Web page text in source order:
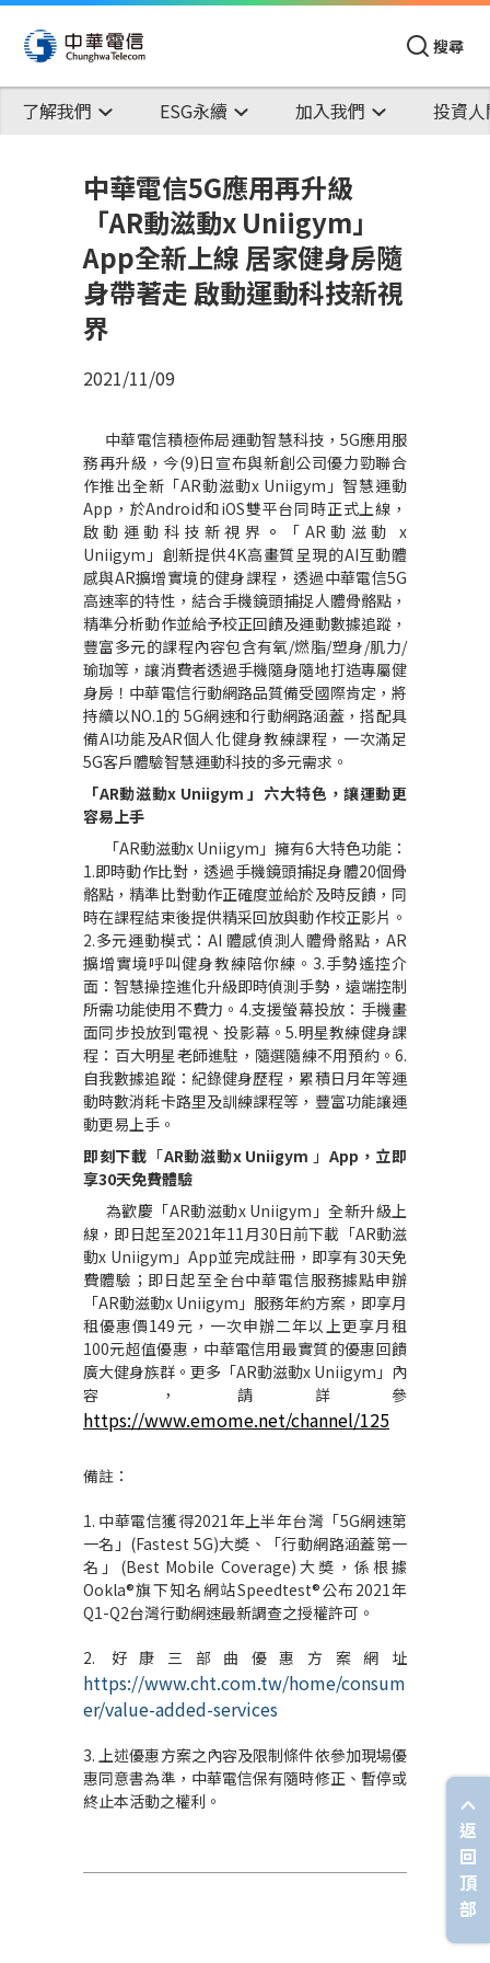
搜尋
了解我們 ESG永續 加入我們 投資
中華電信5G應用再升級
「AR動滋動x Uniigym」
App全新上線 居家健身房隨
身帶著走 啟動運動科技新視
界
2021/11/09
中華電信積極佈局運動智慧科技， 5G應用服
務再升級，今(9)日宣布與新創公司優力勁聯合
作推出全新 「AR動滋動x Uniigym 」智慧運動
App ，於Android和iOS雙平台同時正式上線，
啟動運動科技新視界 。 「 AR 動滋動 x
Uniigym 」創新提供4K高畫質呈現的AI互動體
感與AR擴增實境的健身課程，透過中華電信5G
高速率的特性，結合手機鏡頭捕捉人體骨骼點，
精準分析動作並給予校正回饋及運動數據追蹤，
豐富多元的課程內容包含有氧/燃脂/塑身/肌力/
瑜珈等，讓消費者透過手機隨身隨地打造專屬健
身房！中華電信行動網路品質備受國際肯定，將
持續以NO.1的 5G網速和行動網路涵蓋，搭配具
備AI功能及AR個人化健身教練課程，一次滿足
5G客戶體驗智慧運動科技的多元需求。
「AR動滋動x Uniigym」六大特色，讓運動更
容易上手
「AR動滋動x Uniigym 」擁有6大特色功能：
1.即時動作比對，透過手機鏡頭捕捉身體20個骨
骼點，精準比對動作正確度並給於及時反饋，同
時在課程結束後提供精采回放與動作校正影片。
2.多元運動模式：AI 體感偵測人體骨骼點，AR
擴增實境呼叫健身教練陪你練 。 3.手勢遙控介
面：智慧操控進化升級即時偵測手勢，遠端控制
所需功能使用不費力。 4.支援螢幕投放：手機畫
面同步投放到電視、投影幕。5.明星教練健身課
程：百大明星老師進駐，隨選隨練不用預約。 6.
自我數據追蹤：紀錄健身歷程，累積日月年等運
動時數消耗卡路里及訓練課程等，豐富功能讓運
動更易上手。
即刻下載 「AR動滋動x Uniigym 」 App ，立即
享30天免費體驗
為歡慶 「AR動滋動x Uniigym 」全新升級上
線， 即日起至2021年11月30日前下載 「AR動滋
動x Uniigym 」 App並完成註冊，即享有30天免
費體驗；即日起至全台中華電信服務據點申辦
「AR動滋動x Uniigym 」 服務年約方案，即享月
租優惠價149元，一次申辦二年以上更享月租
100元超值優惠， 中華電信用最實質的優惠回饋
廣大健身族群。更多「AR動滋動x Uniigym 」內
容，請詳參
https://www.emome.net/channel/125
備註 ：
1. 中華電信獲得2021年上半年台灣「5G網速第
一名」(Fastest 5G)大奬、「行動網路涵蓋第一
名」(Best Mobile Coverage)大奬，係根據
Ookla®旗下知名網站Speedtest®公布2021年
Q1-Q2台灣行動網速最新調查之授權許可。
2. 好康三部曲優惠方案網址
https://www.cht.com.tw/home/consum
er/value-added-services
3. 上述優惠方案之內容及限制條件依參加現場優
惠同意書為準，中華電信保有隨時修正、暫停或
終止本活動之權利。
返
回
頂
部